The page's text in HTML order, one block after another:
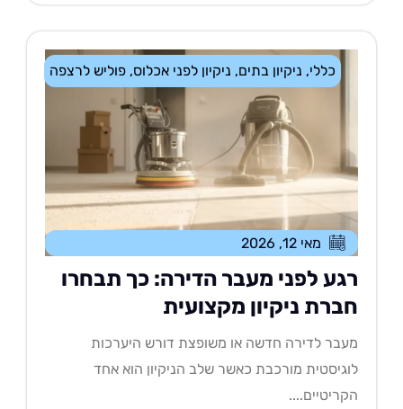
ניקיון בתים,ניקיון לפני אכלוס,פוליש לרצפה
מאי 12, 2026
לפני מעבר הדירה: כך תבחרו
ניקיון מקצועית
לדירה חדשה או משופצת דורש היערכות
מורכבת כאשר שלב הניקיון הוא אחד